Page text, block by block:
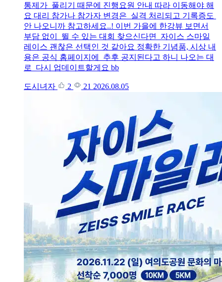
통제가 풀리기 때문에 진행요원 안내 따라 이동해야 해
요 대리 참가나 참가자 변경은 실격 처리되고 기록증도
안 나오니까 참고하세요..! 이번 가을에 한강뷰 보면서
부담 없이 뛸 수 있는 대회 찾으신다면 자이스 스마일
레이스 괜찮은 선택인 것 같아요 정확한 기념품, 시상 내
용은 공식 홈페이지에 추후 공지된다고 하니 나오는 대
로 다시 업데이트할게요 bb
도시녀자 2 21 2026.08.05